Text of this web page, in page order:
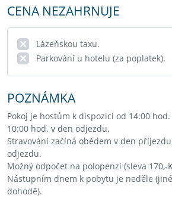
CENA NEZAHRNUJE
Lázeňskou taxu.
Parkování u hotelu (za poplatek).
POZNÁMKA
Pokoj je hostům k dispozici od 14:00
10:00 hod. v den odjezdu.
Stravování začíná obědem v den
odjezdu.
Možný odpočet na polopenzi (sleva 170,-
Nástupním dnem k pobytu je neděle
dohodě).